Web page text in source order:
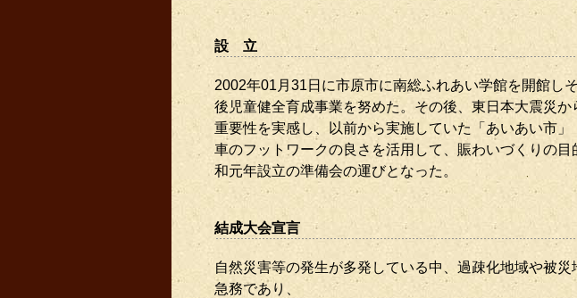
設 立
2002年01月31日に市原市に南総ふれあい学館を開館し
後児童健全育成事業を努めた。その後、東日本大震災
重要性を実感し、以前から実施していた「あいあい市
車のフットワークの良さを活用して、賑わいづくりの
和元年設立の準備会の運びとなった。
結成大会宣言
自然災害等の発生が多発している中、過疎化地域や被
急務であり、